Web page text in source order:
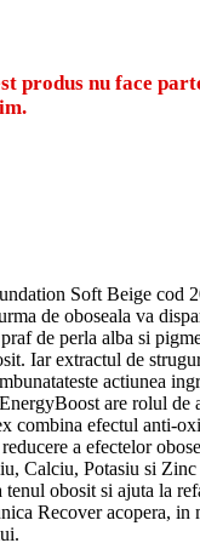
produs nu face
Soft Beige cod
de oboseala va
de perla alba si
Iar extractul de
actiunea
are rolul de
combina efectul anti-
a efectelor
Calciu, Potasiu si Zinc
obosit si ajuta la
Recover acopera, in